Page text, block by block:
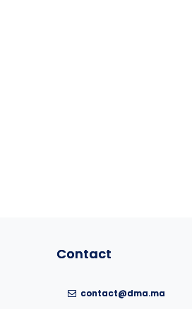
Contact
contact@dma.ma
Contact
contact@dma.ma